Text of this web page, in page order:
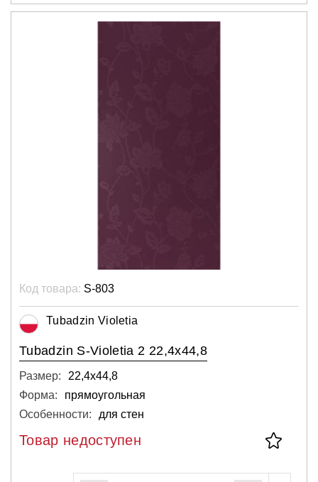
Код товара: S-803
Tubadzin Violetia
Tubadzin S-Violetia 2 22,4x44,8
Размер:
22,4х44,8
Форма:
прямоугольная
Особенности:
для стен
Товар недоступен